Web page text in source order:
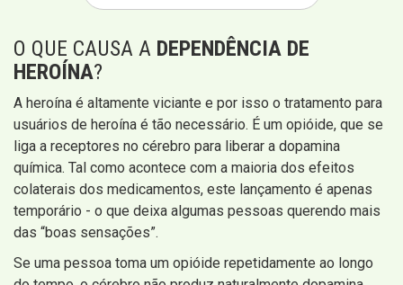
O QUE CAUSA A DEPENDÊNCIA DE
HEROÍNA?
A heroína é altamente viciante e por isso o tratamento para
usuários de heroína é tão necessário. É um opióide, que se
liga a receptores no cérebro para liberar a dopamina
química. Tal como acontece com a maioria dos efeitos
colaterais dos medicamentos, este lançamento é apenas
temporário - o que deixa algumas pessoas querendo mais
das “boas sensações”.
Se uma pessoa toma um opióide repetidamente ao longo